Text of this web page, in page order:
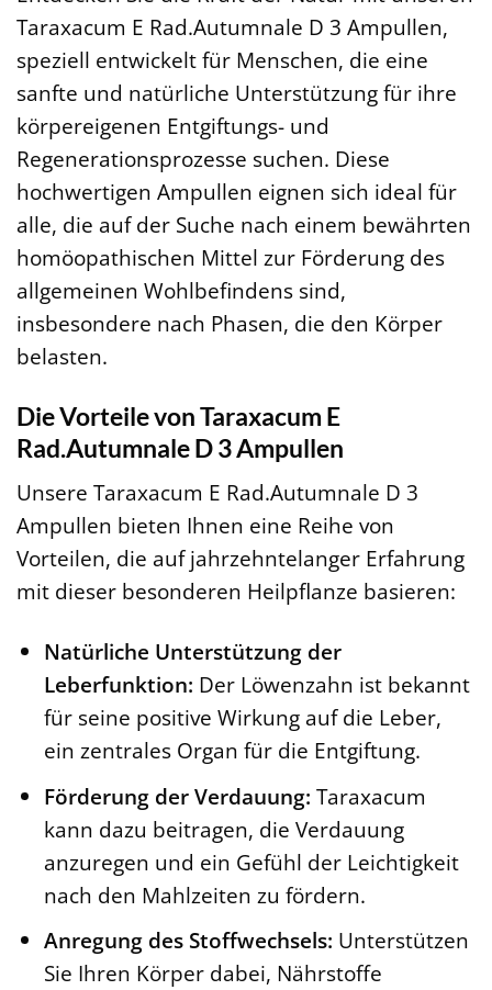
Taraxacum E Rad.Autumnale D 3 Ampullen,
speziell entwickelt für Menschen, die eine
sanfte und natürliche Unterstützung für ihre
körpereigenen Entgiftungs- und
Regenerationsprozesse suchen. Diese
hochwertigen Ampullen eignen sich ideal für
alle, die auf der Suche nach einem bewährten
homöopathischen Mittel zur Förderung des
allgemeinen Wohlbefindens sind,
insbesondere nach Phasen, die den Körper
belasten.
Die Vorteile von Taraxacum E
Rad.Autumnale D 3 Ampullen
Unsere Taraxacum E Rad.Autumnale D 3
Ampullen bieten Ihnen eine Reihe von
Vorteilen, die auf jahrzehntelanger Erfahrung
mit dieser besonderen Heilpflanze basieren:
Natürliche Unterstützung der
Leberfunktion: Der Löwenzahn ist bekannt
für seine positive Wirkung auf die Leber,
ein zentrales Organ für die Entgiftung.
Förderung der Verdauung: Taraxacum
kann dazu beitragen, die Verdauung
anzuregen und ein Gefühl der Leichtigkeit
nach den Mahlzeiten zu fördern.
Anregung des Stoffwechsels: Unterstützen
Sie Ihren Körper dabei, Nährstoffe